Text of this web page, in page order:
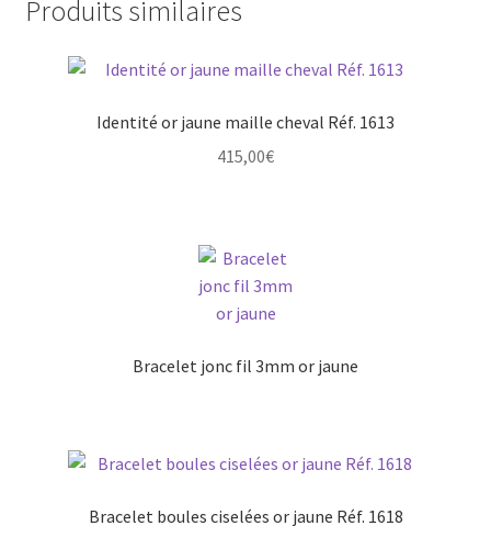
Produits similaires
Identité or jaune maille cheval Réf. 1613
415,00€
Bracelet jonc fil 3mm or jaune
Bracelet boules ciselées or jaune Réf. 1618